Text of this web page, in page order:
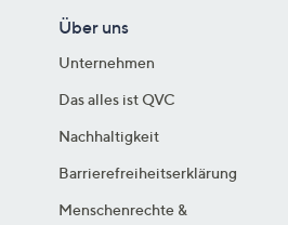
Über uns
Unternehmen
Das alles ist QVC
Nachhaltigkeit
Barrierefreiheitserklärung
Menschenrechte &